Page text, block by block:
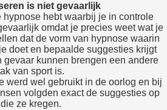
is niet gevaarlijk
hypnose hebt waarbij je in controle
omdat je precies weet wat je
dat de vorm van hypnose waarin
doet en bepaalde suggesties krijgt
gevaar kunnen brengen een andere
van sport is.
werd wel gebruikt in de oorlog en bij
volgden exact de suggesties op
die ze kregen.